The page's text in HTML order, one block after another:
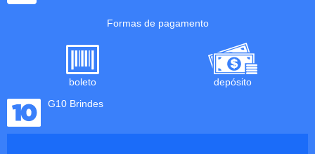
Formas de pagamento
boleto
depósito
G10 Brindes